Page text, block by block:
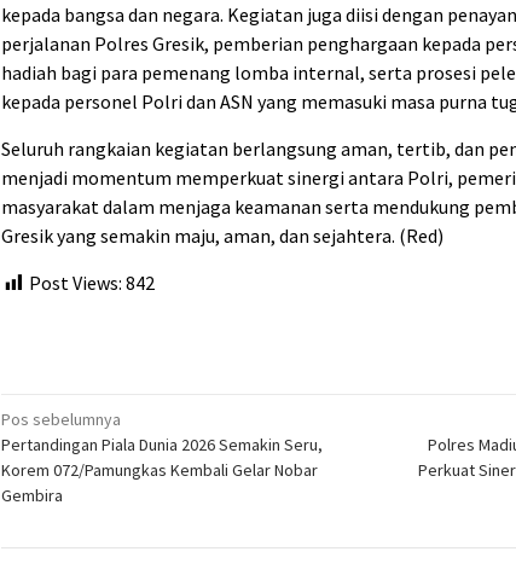
kepada bangsa dan negara. Kegiatan juga diisi dengan
perjalanan Polres Gresik, pemberian penghargaan kepada
hadiah bagi para pemenang lomba internal, serta prosesi
kepada personel Polri dan ASN yang memasuki masa purna
Seluruh rangkaian kegiatan berlangsung aman, tertib, dan
menjadi momentum memperkuat sinergi antara Polri,
masyarakat dalam menjaga keamanan serta mendukung
Gresik yang semakin maju, aman, dan sejahtera. (Red)
Post Views: 842
Navigasi
pos
Pos sebelumnya
Pertandingan Piala Dunia 2026 Semakin Seru,
Korem 072/Pamungkas Kembali Gelar Nobar
Gembira
Polres
Perkuat